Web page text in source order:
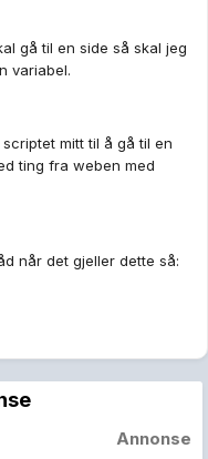
gå til en side så skal jeg
variabel.
mitt til å gå til en
ting fra weben med
når det gjeller dette så:
Annonse